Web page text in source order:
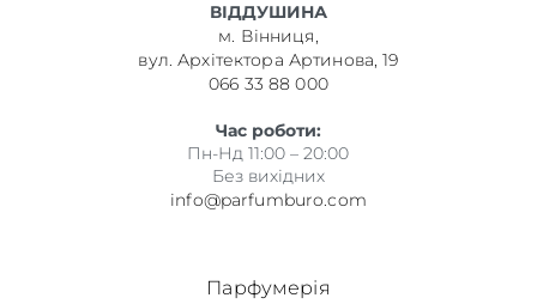
ВІДДУШИНА
м. Вінниця,
вул. Архітектора Артинова, 19
066 33 88 000
Час роботи:
Пн-Нд 11:00 – 20:00
Без вихідних
info@parfumburo.com
Парфумерія